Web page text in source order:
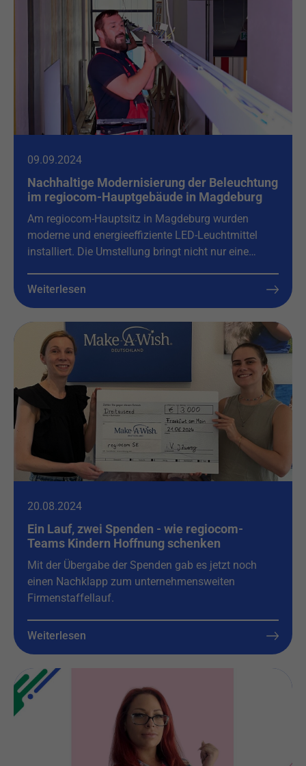
09.09.2024
Nachhaltige Modernisierung der Beleuchtung
im regiocom-Hauptgebäude in Magdeburg
Am regiocom-Hauptsitz in Magdeburg wurden
moderne und energieeffiziente LED-Leuchtmittel
installiert. Die Umstellung bringt nicht nur eine…
Weiterlesen
20.08.2024
Ein Lauf, zwei Spenden - wie regiocom-
Teams Kindern Hoffnung schenken
Mit der Übergabe der Spenden gab es jetzt noch
einen Nachklapp zum unternehmensweiten
Firmenstaffellauf.
Weiterlesen